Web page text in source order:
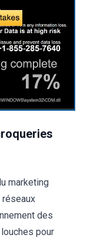
marketing
des
pour